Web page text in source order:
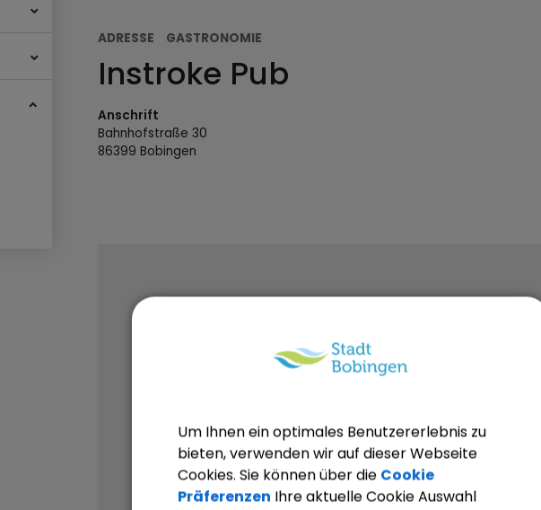
ADRESSE GASTRONOMIE
Instroke Pub
Anschrift
Bahnhofstraße30
86399Bobingen
OpenStreetMap wird
Bitte aktivieren Sie "OpenStreetMap" in
Um Ihnen ein optimales Benutzererlebnis zu
bieten, verwenden wir auf dieser Webseite
Cookies. Sie können über die Cookie
Präferenzen Ihre aktuelle Cookie Auswahl